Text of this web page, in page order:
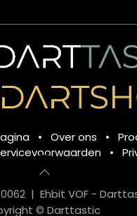
• Over ons •
•
| Ehbit VOF -
© Darttastic